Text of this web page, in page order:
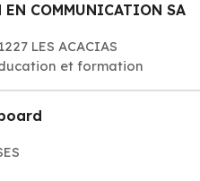
EN COMMUNICATION SA
LES ACACIAS
et formation